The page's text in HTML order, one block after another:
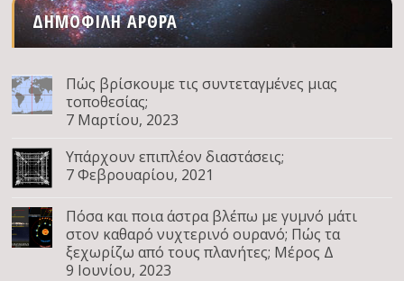
ΔΗΜΟΦΙΛΉ ΆΡΘΡΑ
Πώς βρίσκουμε τις συντεταγμένες μιας
τοποθεσίας;
7 Μαρτίου, 2023
Υπάρχουν επιπλέον διαστάσεις;
7 Φεβρουαρίου, 2021
Πόσα και ποια άστρα βλέπω με γυμνό μάτι
στον καθαρό νυχτερινό ουρανό; Πώς τα
ξεχωρίζω από τους πλανήτες; Μέρος Δ
9 Ιουνίου, 2023